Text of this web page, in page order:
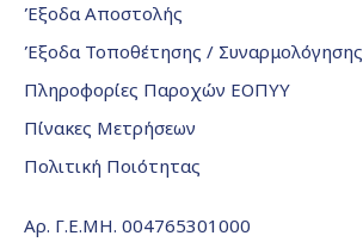
Έξοδα Αποστολής
Έξοδα Τοποθέτησης / Συναρμολόγησης
Πληροφορίες Παροχών ΕΟΠΥΥ
Πίνακες Μετρήσεων
Πολιτική Ποιότητας
Αρ. Γ.Ε.ΜΗ. 004765301000